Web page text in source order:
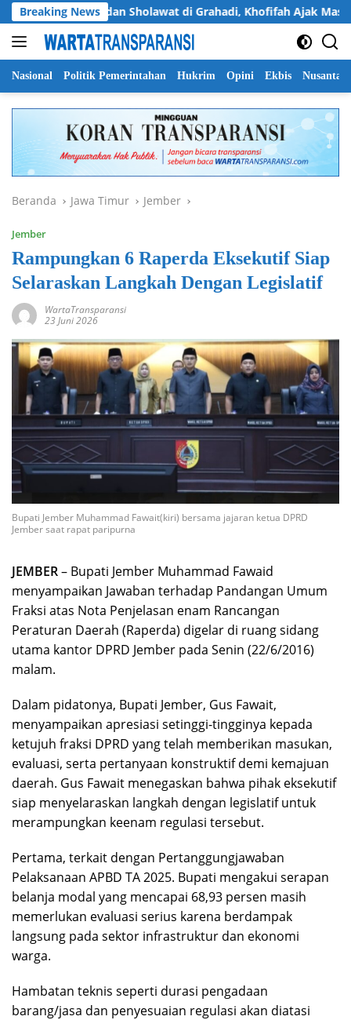
Langsung
ke
konten
Breaking News
Dzikir dan Sholawat di Grahadi, Khofifah Ajak Masyarakat
Nasional Politik Pemerintahan Hukrim Opini Ekbis Nusantara
Beranda Jawa Timur Jember
Jember
Rampungkan 6 Raperda Eksekutif Siap
Selaraskan Langkah Dengan Legislatif
WartaTransparansi
23 Juni 2026
Bupati Jember Muhammad Fawait(kiri) bersama jajaran ketua DPRD
Jember saat rapat paripurna
JEMBER– Bupati Jember Muhammad Fawaid
menyampaikan Jawaban terhadap Pandangan Umum
Fraksi atas Nota Penjelasan enam Rancangan
Peraturan Daerah (Raperda) digelar di ruang sidang
utama kantor DPRD Jember pada Senin (22/6/2016)
malam.
Dalam pidatonya, Bupati Jember, Gus Fawait,
menyampaikan apresiasi setinggi-tingginya kepada
ketujuh fraksi DPRD yang telah memberikan masukan,
evaluasi, serta pertanyaan konstruktif demi kemajuan
daerah. Gus Fawait menegaskan bahwa pihak eksekutif
siap menyelaraskan langkah dengan legislatif untuk
merampungkan keenam regulasi tersebut.
Pertama, terkait dengan Pertanggungjawaban
Pelaksanaan APBD TA 2025. Bupati mengakui serapan
belanja modal yang mencapai 68,93 persen masih
memerlukan evaluasi serius karena berdampak
langsung pada sektor infrastruktur dan ekonomi
warga.
Hambatan teknis seperti durasi pengadaan
barang/jasa dan penyesuaian regulasi akan diatasi